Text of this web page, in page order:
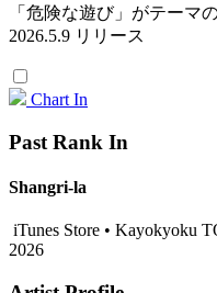
「危険な遊び」がテーマ
2026.5.9 リリース
Chart In
Past Rank In
Shangri-la
iTunes Store • Kayokyoku
2026